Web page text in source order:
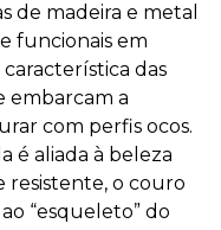
de madeira e metal
funcionais em
das
embarcam a
com perfis ocos.
é aliada à beleza
o couro
“esqueleto” do